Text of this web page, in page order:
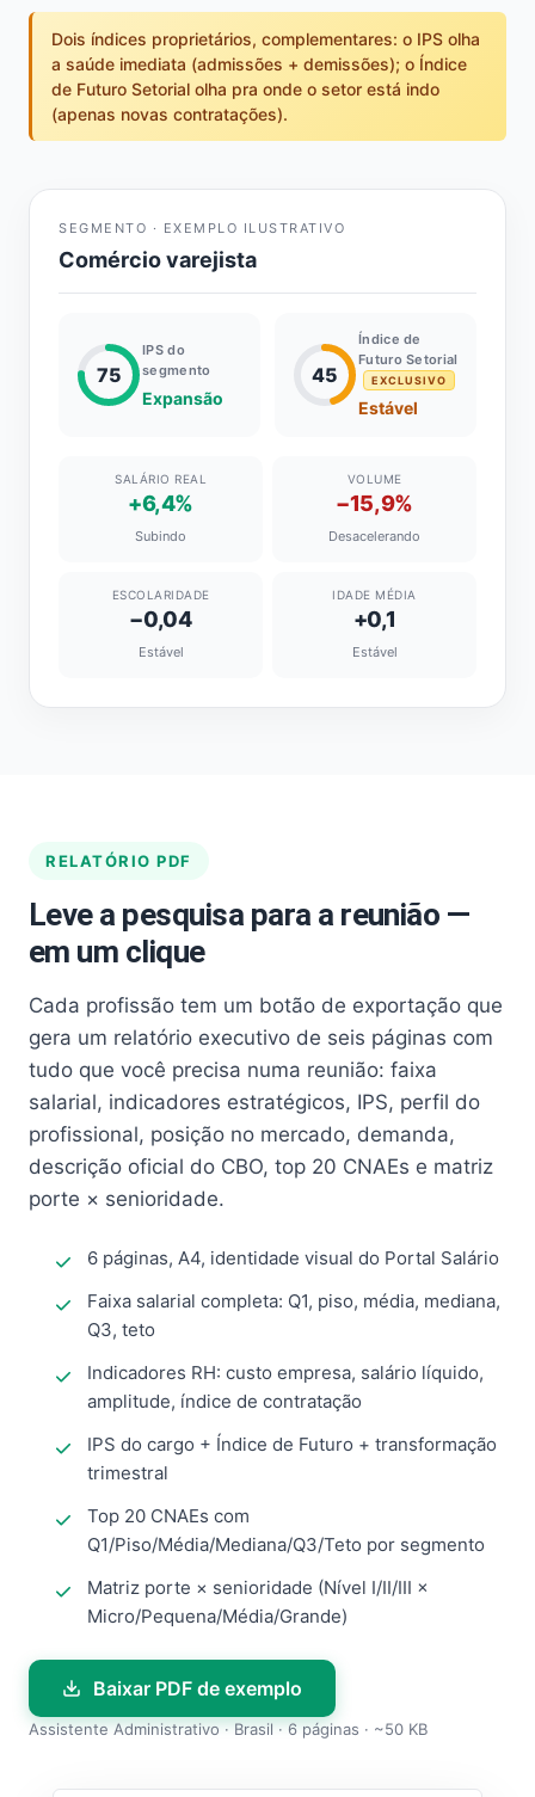
Dois índices proprietários, complementares: o IPS olha
a saúde imediata (admissões + demissões); o Índice
de Futuro Setorial olha pra onde o setor está indo
(apenas novas contratações).
SEGMENTO · EXEMPLO ILUSTRATIVO
Comércio varejista
75
IPS do
segmento
Expansão
45
Índice de
Futuro Setorial
EXCLUSIVO
Estável
SALÁRIO REAL
+6,4%
Subindo
VOLUME
−15,9%
Desacelerando
ESCOLARIDADE
−0,04
Estável
IDADE MÉDIA
+0,1
Estável
RELATÓRIO PDF
Leve a pesquisa para a reunião —
em um clique
Cada profissão tem um botão de exportação que
gera um relatório executivo de seis páginas com
tudo que você precisa numa reunião: faixa
salarial, indicadores estratégicos, IPS, perfil do
profissional, posição no mercado, demanda,
descrição oficial do CBO, top 20 CNAEs e matriz
porte × senioridade.
6 páginas, A4, identidade visual do Portal Salário
Faixa salarial completa: Q1, piso, média, mediana,
Q3, teto
Indicadores RH: custo empresa, salário líquido,
amplitude, índice de contratação
IPS do cargo + Índice de Futuro + transformação
trimestral
Top 20 CNAEs com
Q1/Piso/Média/Mediana/Q3/Teto por segmento
Matriz porte × senioridade (Nível I/II/III ×
Micro/Pequena/Média/Grande)
Baixar PDF de exemplo
Assistente Administrativo · Brasil · 6 páginas · ~50 KB